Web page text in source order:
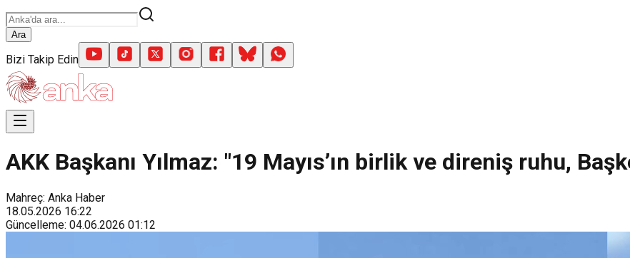
Ara
Bizi Takip Edin
AKK Başkanı Yılmaz: "19 Mayıs’ın birlik ve direniş ruhu,
Mahreç: Anka Haber
18.05.2026 16:22
Güncelleme: 04.06.2026 01:12